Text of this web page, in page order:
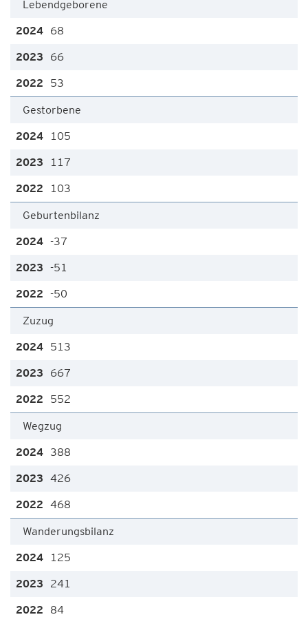
Lebendgeborene
68
66
53
Gestorbene
105
117
103
Geburtenbilanz
-37
-51
-50
Zuzug
513
667
552
Wegzug
388
426
468
Wanderungsbilanz
125
241
84